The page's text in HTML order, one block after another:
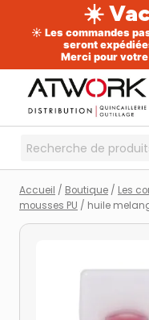
☀️
☀️ Les commandes
seront
Merci pour
contenu
Recherche
Accueil / Boutique / Les
mousses PU / huile